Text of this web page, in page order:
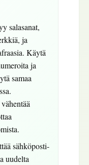
salasanat,
ja
Käytä
ja
samaa
sähköposti-
uudelta